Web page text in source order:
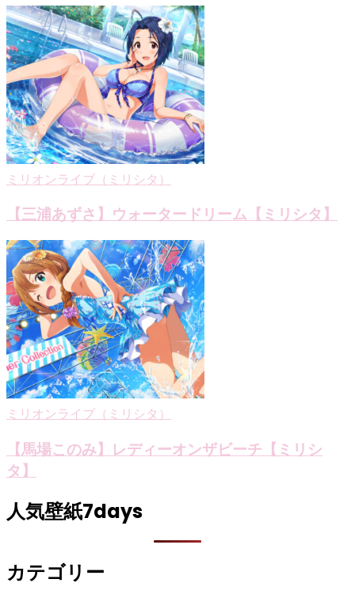
ミリオンライブ（ミリシタ）
【三浦あずさ】ウォータードリーム【ミリシタ】
ミリオンライブ（ミリシタ）
【馬場このみ】レディーオンザビーチ【ミリシ
タ】
人気壁紙7days
カテゴリー